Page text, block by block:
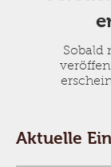
Sobald
Aktuelle